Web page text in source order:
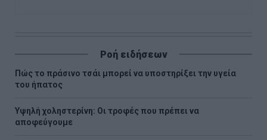
Ροή ειδήσεων
Πώς το πράσινο τσάι μπορεί να υποστηρίξει την υγεία
του ήπατος
Υψηλή χοληστερίνη: Οι τροφές που πρέπει να
αποφεύγουμε